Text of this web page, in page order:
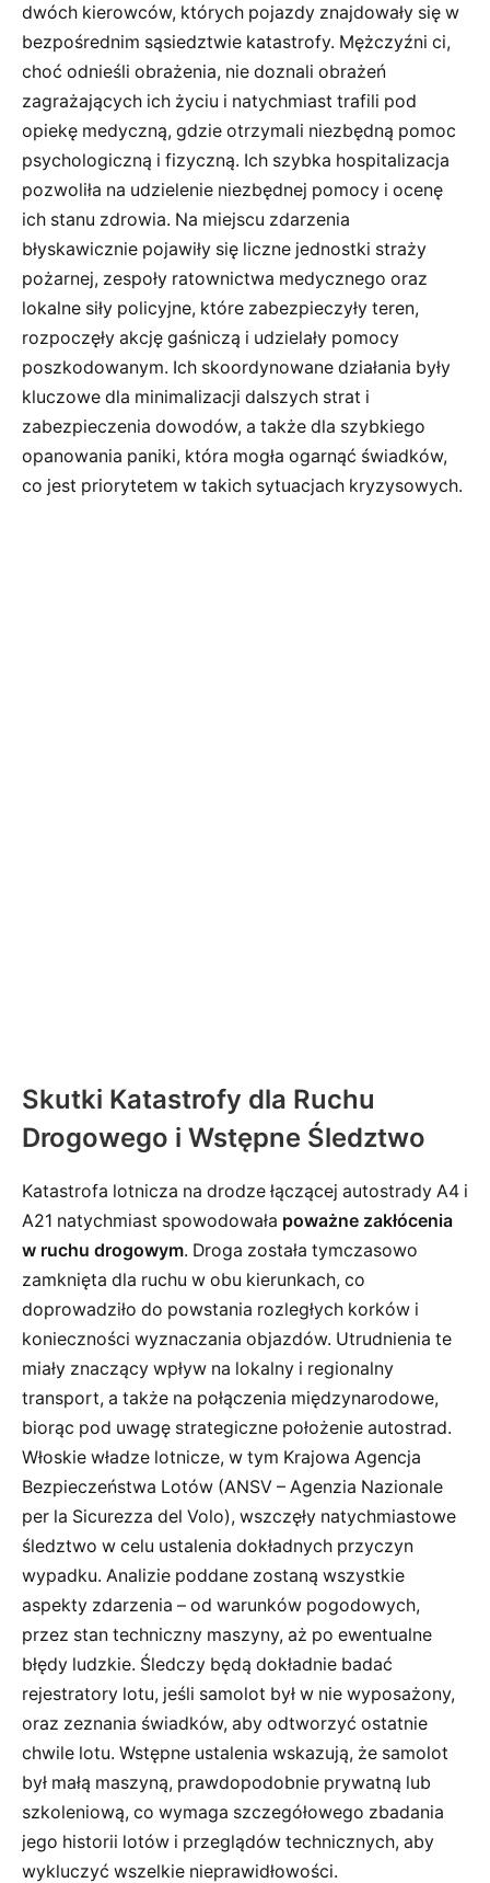
dwóch kierowców, których pojazdy znajdowały się w
bezpośrednim sąsiedztwie katastrofy. Mężczyźni ci,
choć odnieśli obrażenia, nie doznali obrażeń
zagrażających ich życiu i natychmiast trafili pod
opiekę medyczną, gdzie otrzymali niezbędną pomoc
psychologiczną i fizyczną. Ich szybka hospitalizacja
pozwoliła na udzielenie niezbędnej pomocy i ocenę
ich stanu zdrowia. Na miejscu zdarzenia
błyskawicznie pojawiły się liczne jednostki straży
pożarnej, zespoły ratownictwa medycznego oraz
lokalne siły policyjne, które zabezpieczyły teren,
rozpoczęły akcję gaśniczą i udzielały pomocy
poszkodowanym. Ich skoordynowane działania były
kluczowe dla minimalizacji dalszych strat i
zabezpieczenia dowodów, a także dla szybkiego
opanowania paniki, która mogła ogarnąć świadków,
co jest priorytetem w takich sytuacjach kryzysowych.
Skutki Katastrofy dla Ruchu
Drogowego i Wstępne Śledztwo
Katastrofa lotnicza na drodze łączącej autostrady A4 i
A21 natychmiast spowodowała poważne zakłócenia
w ruchu drogowym. Droga została tymczasowo
zamknięta dla ruchu w obu kierunkach, co
doprowadziło do powstania rozległych korków i
konieczności wyznaczania objazdów. Utrudnienia te
miały znaczący wpływ na lokalny i regionalny
transport, a także na połączenia międzynarodowe,
biorąc pod uwagę strategiczne położenie autostrad.
Włoskie władze lotnicze, w tym Krajowa Agencja
Bezpieczeństwa Lotów (ANSV – Agenzia Nazionale
per la Sicurezza del Volo), wszczęły natychmiastowe
śledztwo w celu ustalenia dokładnych przyczyn
wypadku. Analizie poddane zostaną wszystkie
aspekty zdarzenia – od warunków pogodowych,
przez stan techniczny maszyny, aż po ewentualne
błędy ludzkie. Śledczy będą dokładnie badać
rejestratory lotu, jeśli samolot był w nie wyposażony,
oraz zeznania świadków, aby odtworzyć ostatnie
chwile lotu. Wstępne ustalenia wskazują, że samolot
był małą maszyną, prawdopodobnie prywatną lub
szkoleniową, co wymaga szczegółowego zbadania
jego historii lotów i przeglądów technicznych, aby
wykluczyć wszelkie nieprawidłowości.